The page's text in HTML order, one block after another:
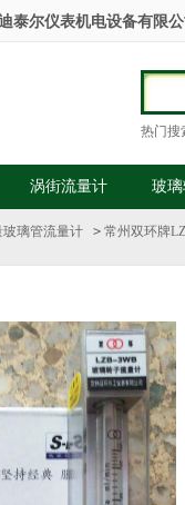
泰尔仪表机电设备有限
热门搜
涡街流量计 玻
玻璃管流量计 > 常州双环牌